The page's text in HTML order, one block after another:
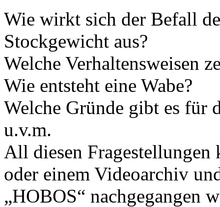
Wie wirkt sich der Befall
Stockgewicht aus?
Welche Verhaltensweisen
Wie entsteht eine Wabe?
Welche Gründe gibt es für
u.v.m.
All diesen
oder einem Videoarchiv
„HOBOS“ nachgegangen